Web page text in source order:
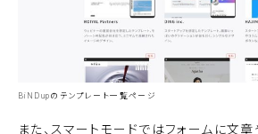
BiNDupの テンプレート一覧ページ
また、スマートモードではフォームに文